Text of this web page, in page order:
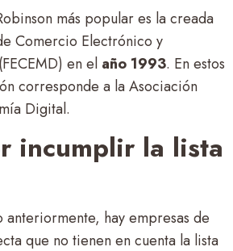
más popular es la creada
Comercio Electrónico y
en el año 1993. En estos
corresponde a la Asociación
Digital.
incumplir la lista
hay empresas de
que no tienen en cuenta la lista